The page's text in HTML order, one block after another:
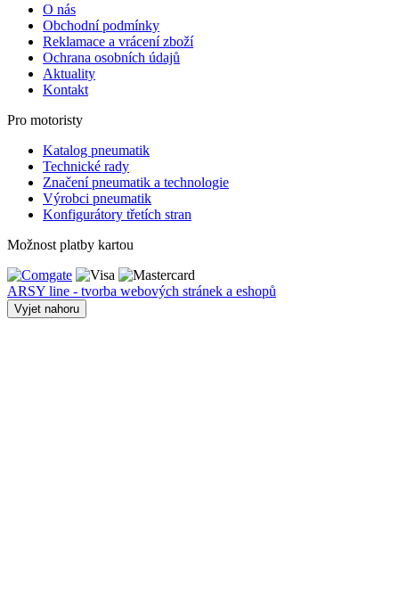
O nás
Obchodní podmínky
Reklamace a vrácení zboží
Ochrana osobních údajů
Aktuality
Kontakt
Pro motoristy
Katalog pneumatik
Technické rady
Značení pneumatik a technologie
Výrobci pneumatik
Konfigurátory třetích stran
Možnost platby kartou
ARSY line - tvorba webových stránek a eshopů
Vyjet nahoru